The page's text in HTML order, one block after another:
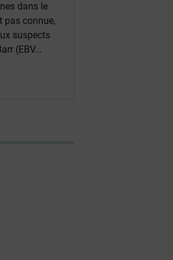
dans le
pas connue,
suspects
(EBV...